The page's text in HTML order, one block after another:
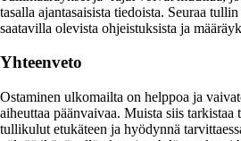
tasalla ajantasaisista tiedoista. Seuraa
saatavilla olevista ohjeistuksista ja
Yhteenveto
Ostaminen ulkomailta on helppoa ja
aiheuttaa päänvaivaa. Muista siis tarkistaa
tullikulut etukäteen ja hyödynnä